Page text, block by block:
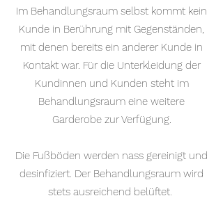
Im Behandlungsraum selbst kommt kein
Kunde in Berührung mit Gegenständen,
mit denen bereits ein anderer Kunde in
Kontakt war. Für die Unterkleidung der
Kundinnen und Kunden steht im
Behandlungsraum eine weitere
Garderobe zur Verfügung.
Die Fußböden werden nass gereinigt und
desinfiziert. Der Behandlungsraum wird
stets ausreichend belüftet.